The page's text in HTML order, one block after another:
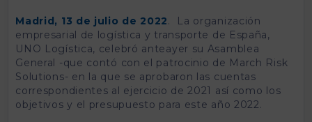
Madrid, 13 de julio de 2022. La organización
empresarial de logística y transporte de España,
UNO Logística, celebró anteayer su Asamblea
General -que contó con el patrocinio de March Risk
Solutions- en la que se aprobaron las cuentas
correspondientes al ejercicio de 2021 así como los
objetivos y el presupuesto para este año 2022.